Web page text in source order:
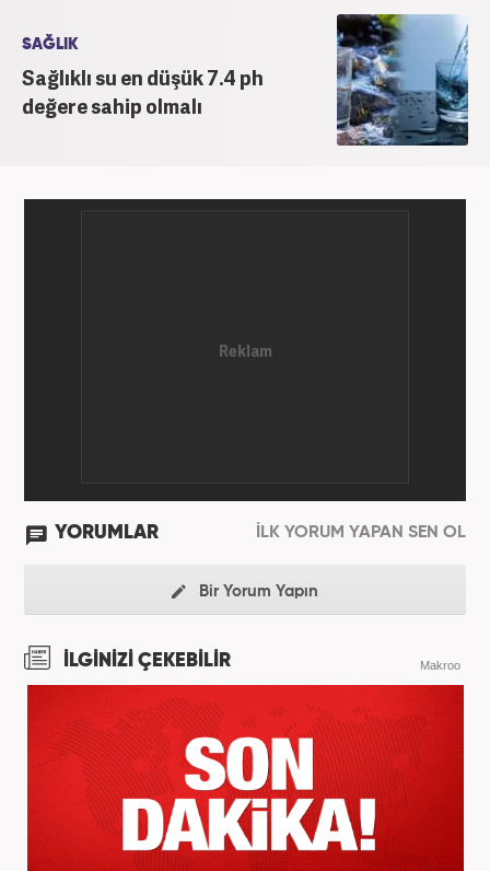
SAĞLIK
Sağlıklı su en düşük 7.4 ph
değere sahip olmalı
YORUMLAR İLK YORUM YAPAN SEN OL
Bir Yorum Yapın
İLGİNİZİ ÇEKEBİLİR Makroo